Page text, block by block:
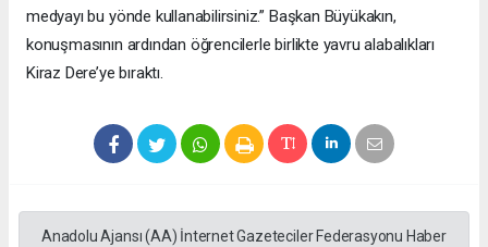
medyayı bu yönde kullanabilirsiniz.” Başkan Büyükakın,
konuşmasının ardından öğrencilerle birlikte yavru alabalıkları
Kiraz Dere’ye bıraktı.
Anadolu Ajansı (AA) İnternet Gazeteciler Federasyonu Haber